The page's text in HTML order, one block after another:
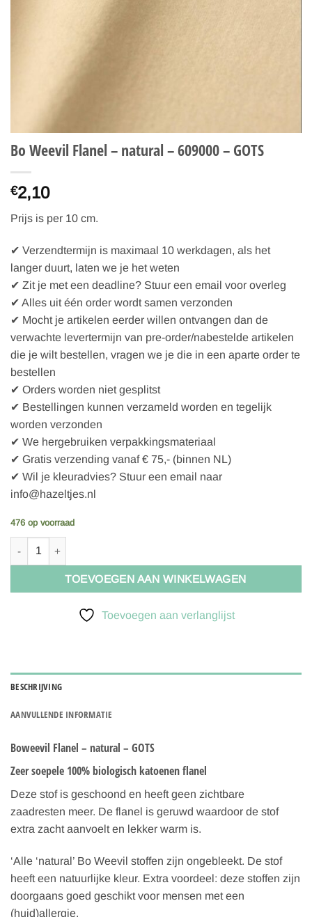
Bo Weevil Flanel – natural – 609000 – GOTS
€2,10
Prijs is per 10 cm.
✔ Verzendtermijn is maximaal 10 werkdagen, als het
langer duurt, laten we je het weten
✔ Zit je met een deadline? Stuur een email voor overleg
✔ Alles uit één order wordt samen verzonden
✔ Mocht je artikelen eerder willen ontvangen dan de
verwachte levertermijn van pre-order/nabestelde artikelen
die je wilt bestellen, vragen we je die in een aparte order te
bestellen
✔ Orders worden niet gesplitst
✔ Bestellingen kunnen verzameld worden en tegelijk
worden verzonden
✔ We hergebruiken verpakkingsmateriaal
✔ Gratis verzending vanaf € 75,- (binnen NL)
✔ Wil je kleuradvies? Stuur een email naar
info@hazeltjes.nl
476 op voorraad
Bo Weevil Flanel - natural - 609000 - GOTS aantal
TOEVOEGEN AAN WINKELWAGEN
Toevoegen aan verlanglijst
BESCHRIJVING
AANVULLENDE INFORMATIE
Boweevil Flanel – natural – GOTS
Zeer soepele 100% biologisch katoenen flanel
Deze stof is geschoond en heeft geen zichtbare
zaadresten meer. De flanel is geruwd waardoor de stof
extra zacht aanvoelt en lekker warm is.
‘Alle ‘natural’ Bo Weevil stoffen zijn ongebleekt. De stof
heeft een natuurlijke kleur. Extra voordeel: deze stoffen zijn
doorgaans goed geschikt voor mensen met een
(huid)allergie.